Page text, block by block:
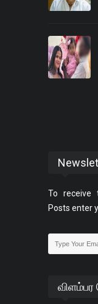
To receive
Posts enter
விளம்பர